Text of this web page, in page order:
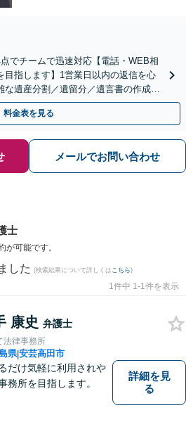
でチームで迅速対応【電話・WEB相
目指します】1営業日以内の返信を心
な遺産分割／遺留分／遺言書の作成・
ださい」【休日相談あり】
料金表を見る
メールでお問い合わせ
士
が可能です。
した (検索結果について詳しくは こちら)
1件中 1-1件を表示
康史 弁護士
法律事務所
県|安芸高田市
だけ気軽に利用されや
務所を目指します。
詳細を見
る